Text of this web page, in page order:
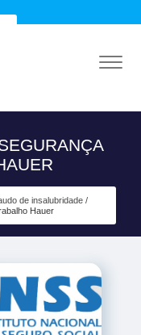
de insalubridade
Hauer